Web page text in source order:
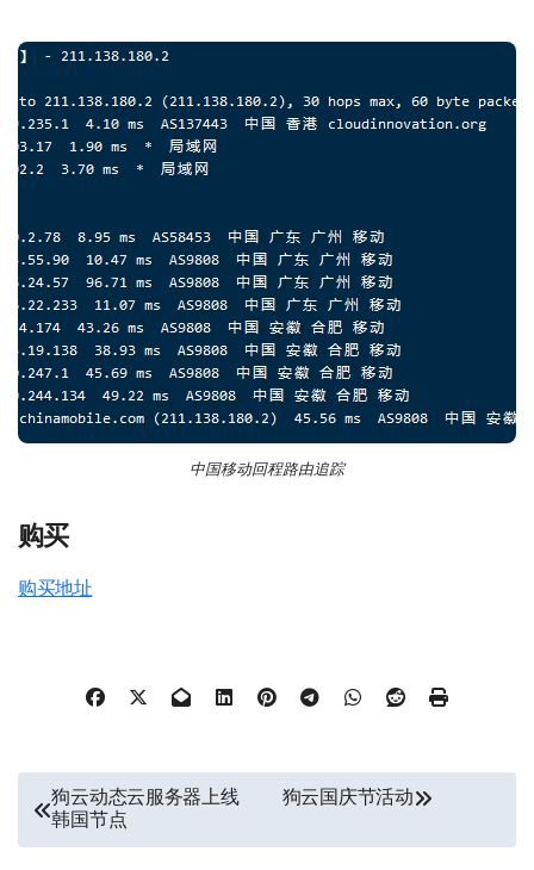
中国移动回程路由追踪
购买
购买地址
狗云动态云服务器上线
韩国节点
狗云国庆节活动